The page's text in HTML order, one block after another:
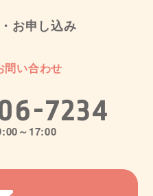
お申し込み
問い合わせ
7234
～17:00